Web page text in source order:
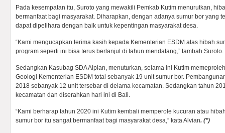
Pada kesempatan itu, Suroto yang mewakili Pemkab Kutim menurutkan,
bermanfaat bagi masyarakat. Diharapkan, dengan adanya sumur bor yang
dapat dipelihara dengan baik untuk kepentingan masyarakat desa.
“Kami mengucapkan terima kasih kepada Kementerian ESDM atas hibah
program seperti ini bisa terus berlanjut di tahun mendatang,” tambah Suroto.
Sedangkan Kasubag SDA Alpian, menuturkan, selama ini Kutim
Geologi Kementerian ESDM total sebanyak 19 unit sumur bor.
2018 sebanyak 12 unit tersebar di delama kecamatan. Sedangkan tahun
kecamatan dan diserahkan hari ini di Bali.
“Kami berharap tahun 2020 ini Kutim kembali memperole kucuran atau
sumur bor itu sangat bermanfaat bagi masyarakat desa,” kata Alvian. (*)